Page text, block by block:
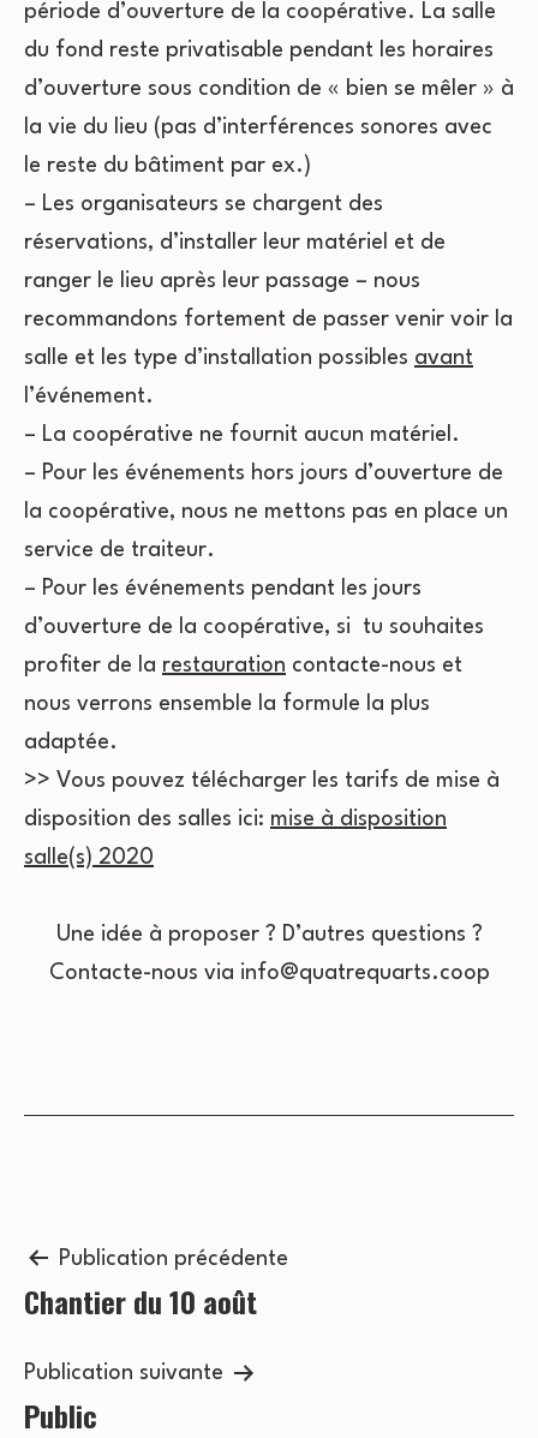
période d’ouverture de la coopérative. La salle
du fond reste privatisable pendant les horaires
d’ouverture sous condition de « bien se mêler » à
la vie du lieu (pas d’interférences sonores avec
le reste du bâtiment par ex.)
– Les organisateurs se chargent des
réservations, d’installer leur matériel et de
ranger le lieu après leur passage – nous
recommandons fortement de passer venir voir la
salle et les type d’installation possibles avant
l’événement.
– La coopérative ne fournit aucun matériel.
– Pour les événements hors jours d’ouverture de
la coopérative, nous ne mettons pas en place un
service de traiteur.
– Pour les événements pendant les jours
d’ouverture de la coopérative, si tu souhaites
profiter de la restauration contacte-nous et
nous verrons ensemble la formule la plus
adaptée.
>> Vous pouvez télécharger les tarifs de mise à
disposition des salles ici: mise à disposition
salle(s) 2020
Une idée à proposer ? D’autres questions ?
Contacte-nous via info@quatrequarts.coop
Navigation
de
l’article
Publication précédente
Chantier du 10 août
Publication suivante
Public